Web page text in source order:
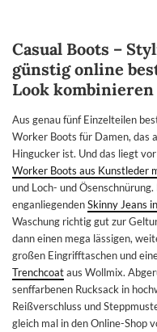
Casual Boots –
günstig online
Look kombinieren
Aus genau fünf Einzelteilen
Worker Boots für Damen, das
Hingucker ist. Und das liegt
Worker Boots aus Kunstleder
und Loch- und
enganliegendenSkinny Jeans
Waschung richtig gut zur
dann einen mega lässigen,
großen Eingrifftaschen und
Trenchcoataus Wollmix.
senffarbenen Rucksack in
Reißverschluss und
gleich mal in den Online-Shop